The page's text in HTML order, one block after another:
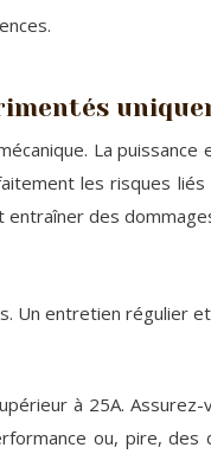
La
les risques
des
Un entretien régulier
à 25A.
ou, pire,